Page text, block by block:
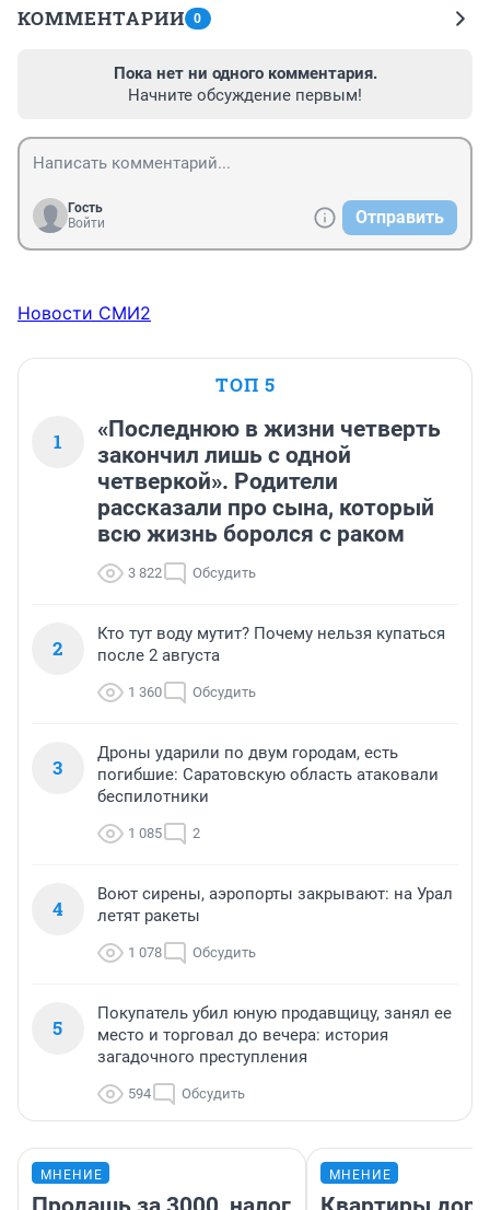
КОММЕНТАРИИ 0
Пока нет ни одного комментария.
Начните обсуждение первым!
Гость
Войти
Отправить
Новости СМИ2
ТОП 5
1
«Последнюю в жизни четверть
закончил лишь с одной
четверкой». Родители
рассказали про сына, который
всю жизнь боролся с раком
3 822 Обсудить
2
Кто тут воду мутит? Почему нельзя купаться
после 2 августа
1 360 Обсудить
3
Дроны ударили по двум городам, есть
погибшие: Саратовскую область атаковали
беспилотники
1 085 2
4
Воют сирены, аэропорты закрывают: на Урал
летят ракеты
1 078 Обсудить
5
Покупатель убил юную продавщицу, занял ее
место и торговал до вечера: история
загадочного преступления
594 Обсудить
МНЕНИЕ МНЕНИЕ